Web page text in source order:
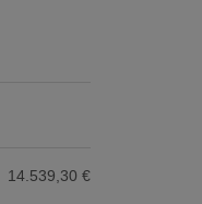
14.539,30 €